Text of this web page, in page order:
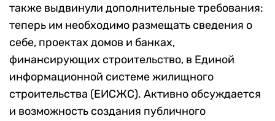
также выдвинули дополнительные требования:
теперь им необходимо размещать сведения о
себе, проектах домов и банках,
финансирующих строительство, в Единой
информационной системе жилищного
строительства (ЕИСЖС). Активно обсуждается
и возможность создания публичного